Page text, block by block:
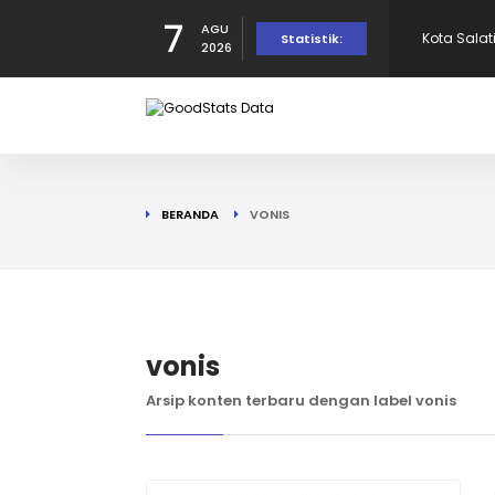
7
AGU
2026
Statistik: Kota
BERANDA VONIS
vonis
Arsip konten terbaru dengan label vonis